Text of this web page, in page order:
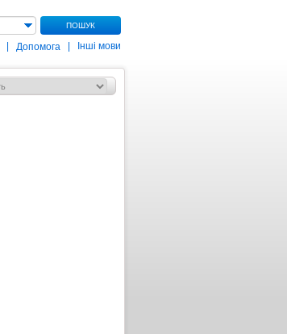
ПОШУК
Допомога Інші мови